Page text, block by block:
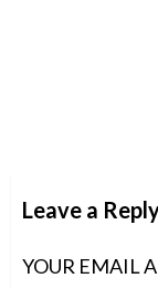
Leave a
YOUR EMAIL